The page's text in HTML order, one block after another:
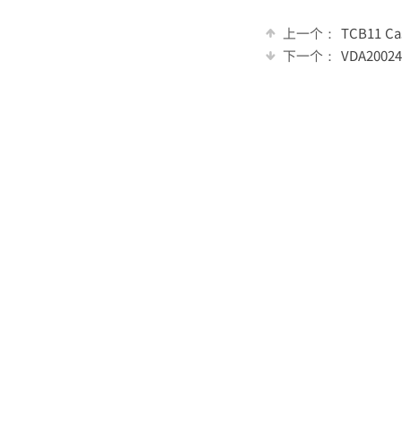
上一个： TCB11
下一个：